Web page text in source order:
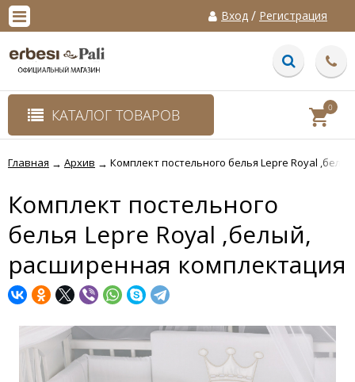
Вход / Регистрация
КАТАЛОГ ТОВАРОВ 0
Главная → Архив → Комплект постельного белья Lepre Royal
Комплект постельного
белья Lepre Royal ,белый,
расширенная комплектация